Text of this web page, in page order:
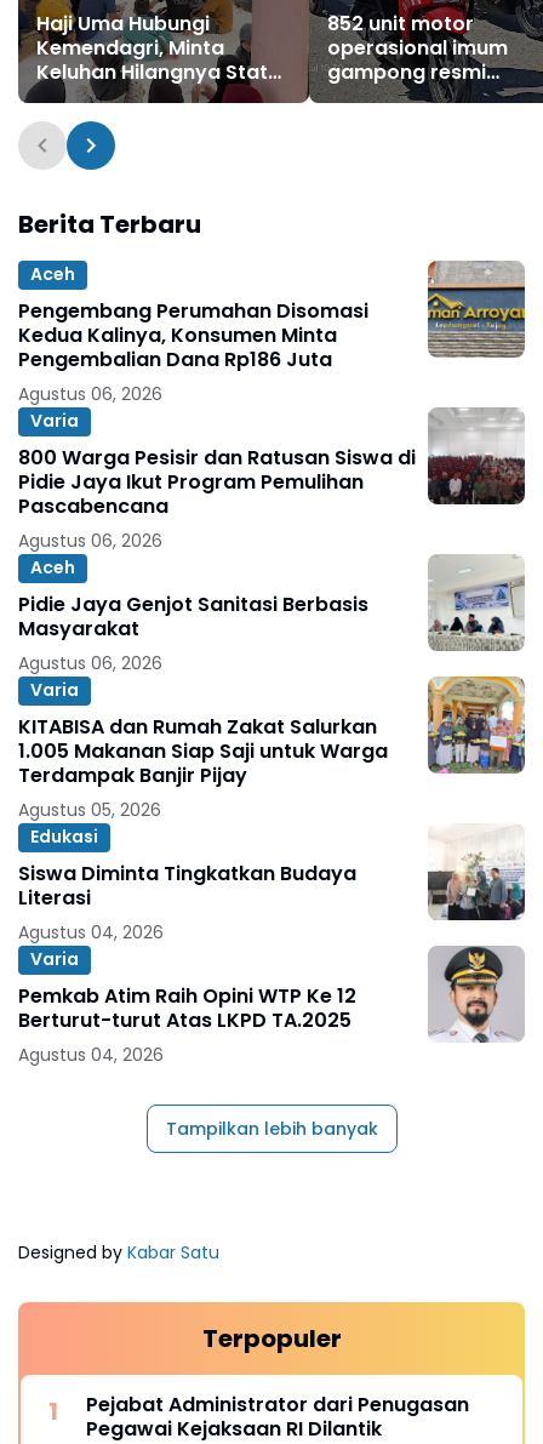
Haji Uma Hubungi
Kemendagri, Minta
Keluhan Hilangnya Status
Gampong Alue Tingkeum
Segera Ditindaklanjuti
852 unit motor
operasional imum
gampong resmi
diserahkan
Berita Terbaru
Aceh
Pengembang Perumahan Disomasi
Kedua Kalinya, Konsumen Minta
Pengembalian Dana Rp186 Juta
Agustus 06, 2026
Varia
800 Warga Pesisir dan Ratusan Siswa di
Pidie Jaya Ikut Program Pemulihan
Pascabencana
Agustus 06, 2026
Aceh
Pidie Jaya Genjot Sanitasi Berbasis
Masyarakat
Agustus 06, 2026
Varia
KITABISA dan Rumah Zakat Salurkan
1.005 Makanan Siap Saji untuk Warga
Terdampak Banjir Pijay
Agustus 05, 2026
Edukasi
Siswa Diminta Tingkatkan Budaya
Literasi
Agustus 04, 2026
Varia
Pemkab Atim Raih Opini WTP Ke 12
Berturut-turut Atas LKPD TA.2025
Agustus 04, 2026
Tampilkan lebih banyak
Designed by Kabar Satu
Terpopuler
Pejabat Administrator dari Penugasan
Pegawai Kejaksaan RI Dilantik